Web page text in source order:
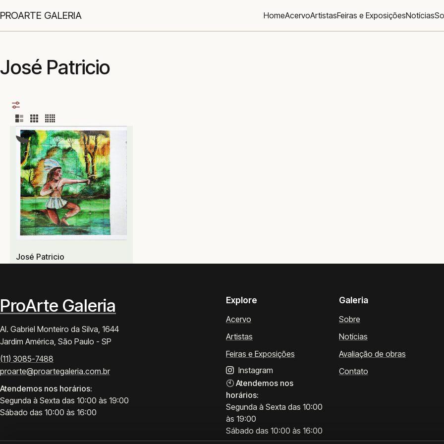
PROARTE GALERIA HomeAcervoArtistasFeiras e ExposiçõesNotícias
José Patricio
José Patricio
ProArte Galeria
Al. Gabriel Monteiro da Silva, 1644
Jardim América, São Paulo - SP
(11) 3085-7488
proarte@proartegaleria.com.br
Atendemos nos horários:
Segunda à Sexta das 10:00 às 19:00
Sábado das 10:00 às 16:00
Explore
Acervo
Artistas
Feiras e Exposições
Instagram
🕙 Atendemos nos
horários:
Segunda à Sexta das 10:00
às 19:00
Sábado das 10:00 às 16:00
Galeria
Sobre
Notícias
Avaliação de obras
Contato